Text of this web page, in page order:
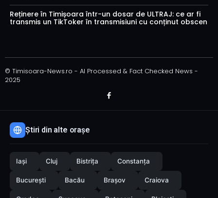
Reținere în Timișoara într-un dosar de ULTRAJ: ce ar fi
transmis un TikToker în transmisiuni cu conținut obscen
© Timisoara-News.ro - AI Processed & Fact Checked News -
2025
Știri din alte orașe
Iași Cluj Bistrița Constanța
București Bacău Brașov Craiova